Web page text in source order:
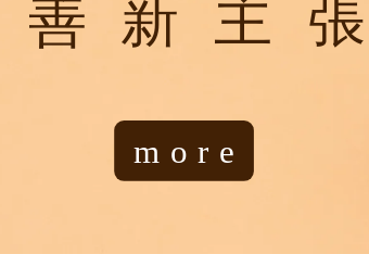
新主張
more